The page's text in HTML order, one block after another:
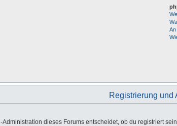
Registrierung und
dieses Forums entscheidet, ob du registriert